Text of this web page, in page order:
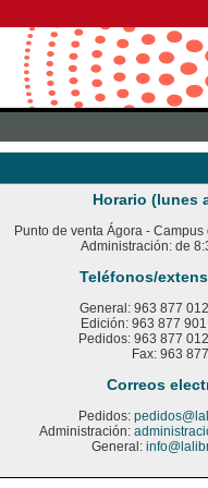
Horario (lunes
Punto de venta Ágora - Campus
Administración: de
Teléfonos/
General: 963 877
Edición: 963 877
Pedidos: 963 877
Fax: 963
Correos
Pedidos:
Administración:
General: